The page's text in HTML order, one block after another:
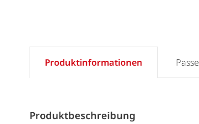
Produktinformationen
Produktbeschreibung